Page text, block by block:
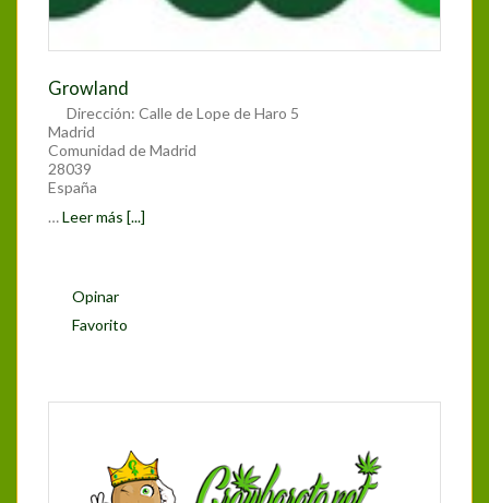
Growland
Dirección:Calle de Lope de Haro 5
Madrid
Comunidad de Madrid
28039
España
…Leer más [...]
Opinar
Favorito